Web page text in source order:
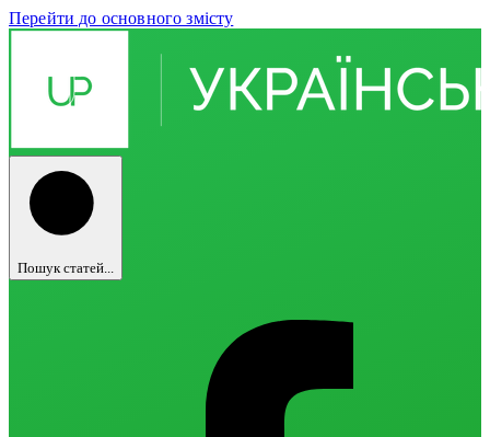
Перейти до основного змісту
Пошук статей...